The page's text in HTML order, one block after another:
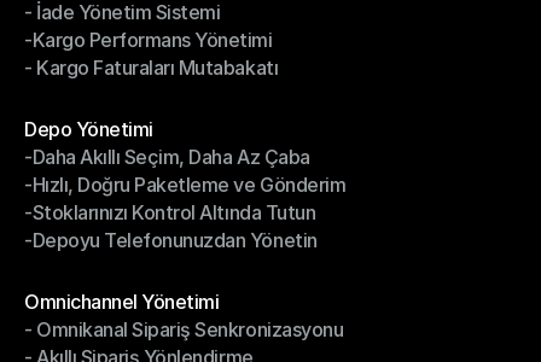
- Sürücü Yönetim Sistemi
- İade Yönetim Sistemi
- İade Yönetim Sistemi
-Kargo Performans Yönetimi
-Kargo Performans Yönetimi
- Kargo Faturaları Mutabakatı
Depo Yönetimi
Depo Yönetimi
-Daha Akıllı Seçim, Daha Az Çaba
-Daha Akıllı Seçim, Daha Az Çaba
-Hızlı, Doğru Paketleme ve Gönderim
-Hızlı, Doğru Paketleme ve Gönderim
-Stoklarınızı Kontrol Altında Tutun
-Stoklarınızı Kontrol Altında Tutun
-Depoyu Telefonunuzdan Yönetin
Omnichannel Yönetimi
Omnichannel Yönetimi
- Omnikanal Sipariş Senkronizasyonu
- Akıllı Sipariş Yönlendirme